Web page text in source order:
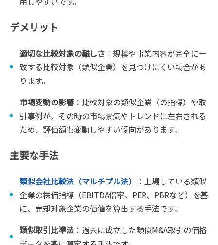
デメリット
適切な比較対象の難しさ ：規模や事業内容が完全に一
致する比較対象（類似企業）を見つけにくい場合があ
ります。
市場変動の影響 ：比較対象の類似企業（の指標）や取
引事例が、その時の市場景気やトレンドに左右される
ため、評価額も変動しやすい傾向があります。
主要な手法
類似会社比較法（マルチプル法）
：上場している類似
企業の株価指標（EBITDA倍率、PER、PBRなど）を基
に、売却対象企業の価値を算出する手法です。
類似取引比準法 ：過去に成立した類似M&A取引の価格